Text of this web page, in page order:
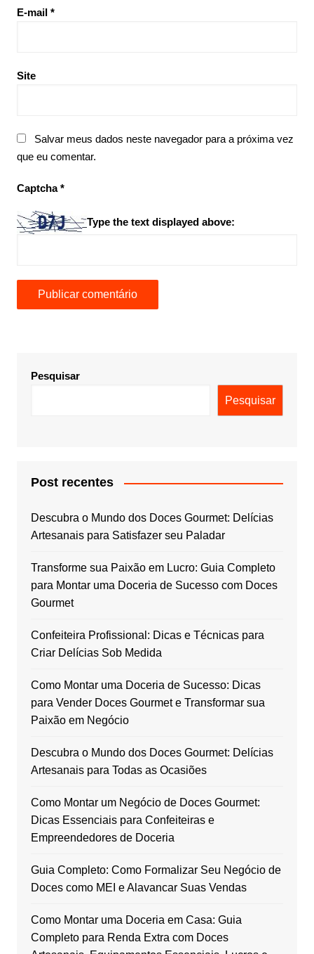
E-mail *
Site
Salvar meus dados neste navegador para a próxima vez
que eu comentar.
Captcha*
Type the text displayed above:
Pesquisar
Pesquisar
Post recentes
Descubra o Mundo dos Doces Gourmet: Delícias
Artesanais para Satisfazer seu Paladar
Transforme sua Paixão em Lucro: Guia Completo
para Montar uma Doceria de Sucesso com Doces
Gourmet
Confeiteira Profissional: Dicas e Técnicas para
Criar Delícias Sob Medida
Como Montar uma Doceria de Sucesso: Dicas
para Vender Doces Gourmet e Transformar sua
Paixão em Negócio
Descubra o Mundo dos Doces Gourmet: Delícias
Artesanais para Todas as Ocasiões
Como Montar um Negócio de Doces Gourmet:
Dicas Essenciais para Confeiteiras e
Empreendedores de Doceria
Guia Completo: Como Formalizar Seu Negócio de
Doces como MEI e Alavancar Suas Vendas
Como Montar uma Doceria em Casa: Guia
Completo para Renda Extra com Doces